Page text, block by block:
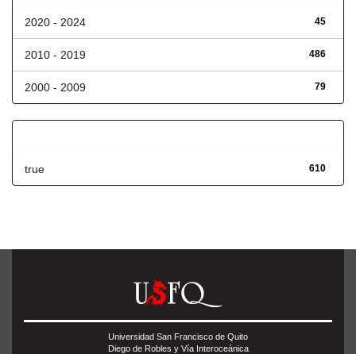
45
2020 - 2024
486
2010 - 2019
79
2000 - 2009
610
true
Universidad San Francisco de Quito
Diego de Robles y Vía Interoceánica